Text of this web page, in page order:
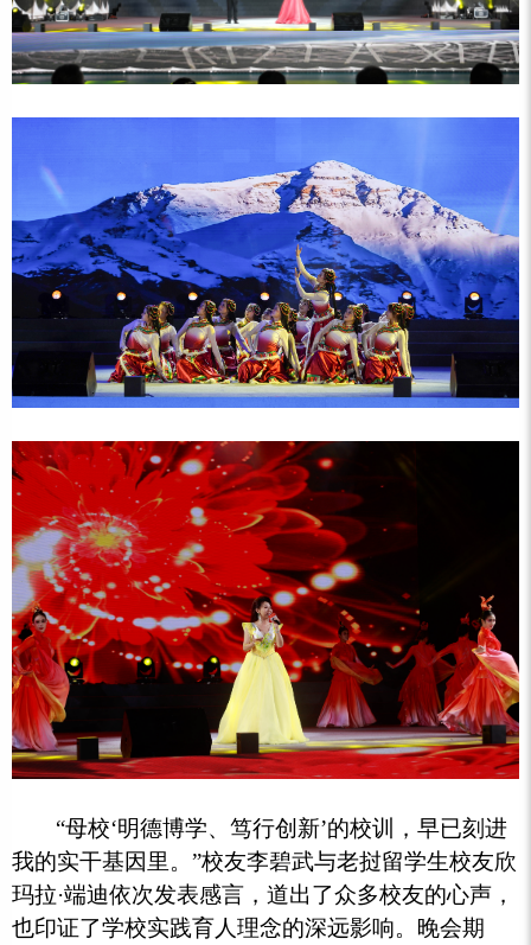
“母校‘明德博学、笃行创新’的校训，早已刻进
我的实干基因里。”校友李碧武与老挝留学生校友欣
玛拉·端迪依次发表感言，道出了众多校友的心声，
也印证了学校实践育人理念的深远影响。晚会期